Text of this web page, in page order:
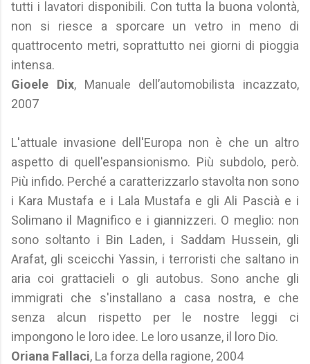
tutti i lavatori disponibili. Con tutta la buona volontà,
non si riesce a sporcare un vetro in meno di
quattrocento metri, soprattutto nei giorni di pioggia
intensa.
Gioele Dix, Manuale dell’automobilista incazzato,
2007
L'attuale invasione dell'Europa non è che un altro
aspetto di quell'espansionismo. Più subdolo, però.
Più infido. Perché a caratterizzarlo stavolta non sono
i Kara Mustafa e i Lala Mustafa e gli Ali Pascià e i
Solimano il Magnifico e i giannizzeri. O meglio: non
sono soltanto i Bin Laden, i Saddam Hussein, gli
Arafat, gli sceicchi Yassin, i terroristi che saltano in
aria coi grattacieli o gli autobus. Sono anche gli
immigrati che s'installano a casa nostra, e che
senza alcun rispetto per le nostre leggi ci
impongono le loro idee. Le loro usanze, il loro Dio.
Oriana Fallaci, La forza della ragione, 2004